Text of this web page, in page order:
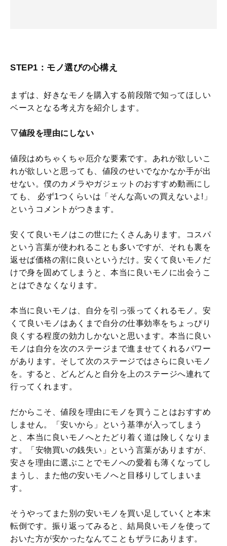
STEP1：モノ選びの心構え
まずは、好きなモノを購入する前段階で知ってほしい
ベースとなる考え方を紹介します。
▽値段を理由にしない
値段はめちゃくちゃ厄介な要素です。あれが欲しいこ
れが欲しいと思っても、値段のせいでなかなか手が出
せない。僕のカメラやガジェットのおすすめ動画にし
ても、 必ず1つくらいは「そんな高いの買えないよ!」
というコメントがつきます。
安くて良いモノはこの世にたくさんあります。コスパ
という言葉が使われることも多いですが、それも裏を
返せば価格の割に良いというだけ。安くて良いモノだ
けで身を固めてしまうと、本当に良いモノに出会うこ
とはできなくなります。
本当に良いモノは、自分を引っ張ってくれるモノ。安
くて良いモノはあくまで自分の仕事効率をちょっぴり
良くする程度の効力しかないと思います。本当に良い
モノは自分を次のステージまで進ませてくれるパワー
があります。そして次のステージではさらに良いモノ
を。すると、どんどんと自分を上のステージへ連れて
行ってくれます。
だからこそ、値段を理由にモノを買うことはおすすめ
しません。「安いから」という基準が入ってしまう
と、本当に良いモノへとたどり着く道は険しくなりま
す。「安物買いの銭失い」という言葉がありますが、
安さを理由に選ぶことでモノへの愛着も薄くなってし
まうし、また他の安いモノへと目移りしてしまいま
す。
そうやってまた別の安いモノを買い足していくと本末
転倒です。振り返ってみると、結局良いモノを使って
おいた方が安かったなんてこともザラにあります。